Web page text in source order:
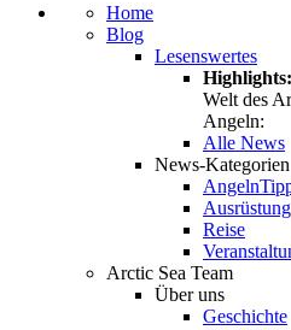
Home
Blog
Lesenswertes
Highlights:
Welt des
Angeln:
Alle News
News-Kategorien
Angeln
Ausrüstung
Reise
Arctic Sea Team
Über uns
Geschichte